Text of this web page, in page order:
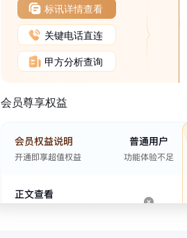
标讯详情查看
关键电话直连
甲方分析查询
会员尊享权益